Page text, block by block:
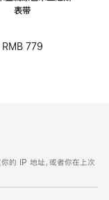
表带
RMB 779
的 IP 地址，或者你在上次